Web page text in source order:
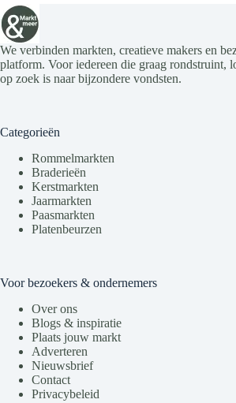
We verbinden markten, creatieve makers en
platform. Voor iedereen die graag rondstruint,
op zoek is naar bijzondere vondsten.
Categorieën
Rommelmarkten
Braderieën
Kerstmarkten
Jaarmarkten
Paasmarkten
Platenbeurzen
Voor bezoekers & ondernemers
Over ons
Blogs & inspiratie
Plaats jouw markt
Adverteren
Nieuwsbrief
Contact
Privacybeleid